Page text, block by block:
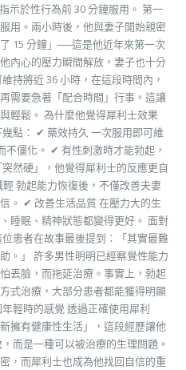
示於性行為前 30 分鐘服用。 第一
用。兩小時後，他與妻子開始親密
15 分鐘」──這是他近年來第一次
內心的壓力瞬間解放，妻子也十分
持將近 36 小時，在這段時間內，
需要急著「配合時間」行事。這讓
輕鬆。 為什麼他覺得犀利士效果
點： ✔ 藥效持久 一次服用即可維
不僵化。 ✔ 有性刺激時才能勃起，
然硬」，他覺得犀利士的反應更自
勃起能力恢復後，不僅改善夫妻
。 ✔ 改善生活品質 在壓力大的生
睡眠、精神狀態都變得更好。 面對
患者在故事最後提到：「其實最難
。」 許多男性明明已經察覺性能力
丟臉，而拖延治療。事實上，勃起
式治療，大部分患者都能獲得明顯
輕時的感覺 透過正確使用犀利
擁有健康性生活」，這段經歷讓他
而是一種可以被治療的生理問題。
，而犀利士也成為他找回自信的重